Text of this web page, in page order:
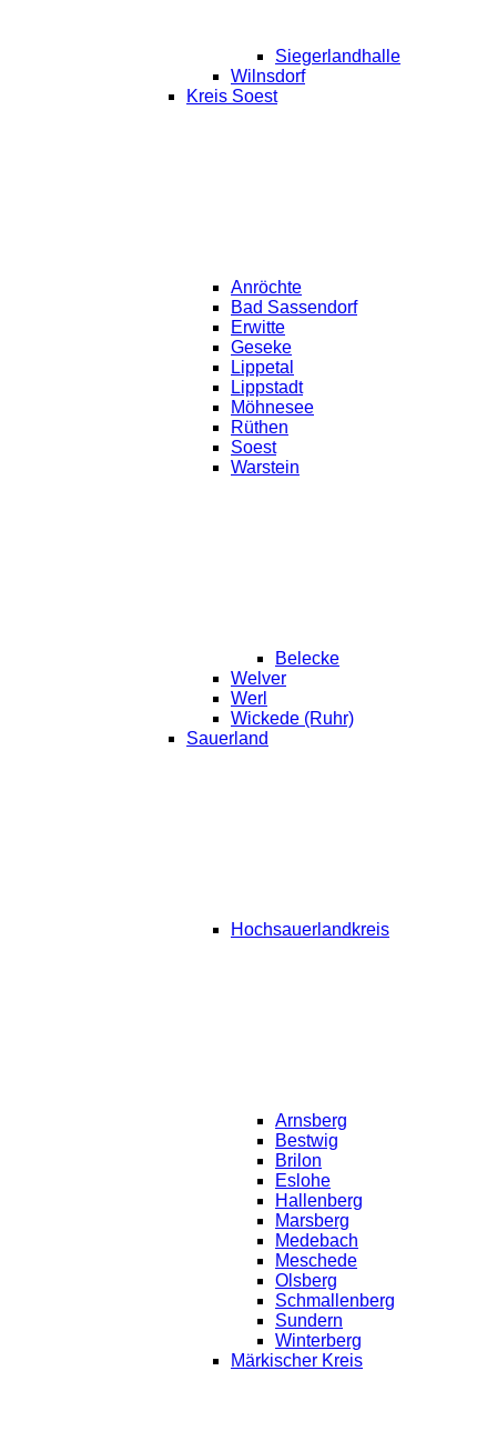
Siegerlandhalle
Wilnsdorf
Kreis Soest
Anröchte
Bad Sassendorf
Erwitte
Geseke
Lippetal
Lippstadt
Möhnesee
Rüthen
Soest
Warstein
Belecke
Welver
Werl
Wickede (Ruhr)
Sauerland
Hochsauerlandkreis
Arnsberg
Bestwig
Brilon
Eslohe
Hallenberg
Marsberg
Medebach
Meschede
Olsberg
Schmallenberg
Sundern
Winterberg
Märkischer Kreis